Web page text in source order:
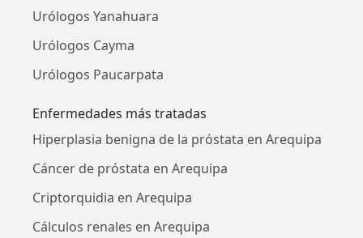
Urólogos Yanahuara
Urólogos Cayma
Urólogos Paucarpata
Enfermedades más tratadas
Hiperplasia benigna de la próstata en Arequipa
Cáncer de próstata en Arequipa
Criptorquidia en Arequipa
Cálculos renales en Arequipa